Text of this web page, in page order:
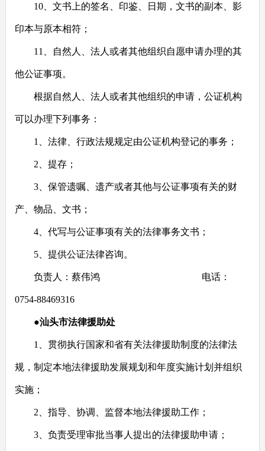
10、文书上的签名、印鉴、日期，文书的副本、影
印本与原本相符；
11 、自然人、法人或者其他组织自愿申请办理的其
他公证事项。
根据自然人、法人或者其他组织的申请，公证机构
可以办理下列事务：
1 、法律、行政法规规定由公证机构登记的事务；
2 、提存；
3、保管遗嘱、遗产或者其他与公证事项有关的财
产、物品、文书；
4、代写与公证事项有关的法律事务文书；
5、提供公证法律咨询。
负责人：蔡伟鸿 电话：
0754-88469316
●汕头市法律援助处
1 、贯彻执行国家和省有关法律援助制度的法律法
规，制定本地法律援助发展规划和年度实施计划并组织
实施；
2 、指导、协调、监督本地法律援助工作；
3、负责受理审批当事人提出的法律援助申请；